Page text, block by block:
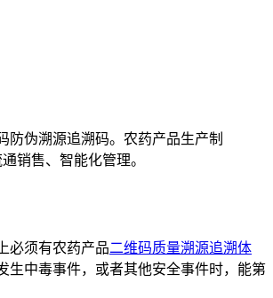
伪溯源追溯码。农药产品生产制
销售、智能化管理。
必须有农药产品二维码质量溯源追溯体
生中毒事件，或者其他安全事件时，能第